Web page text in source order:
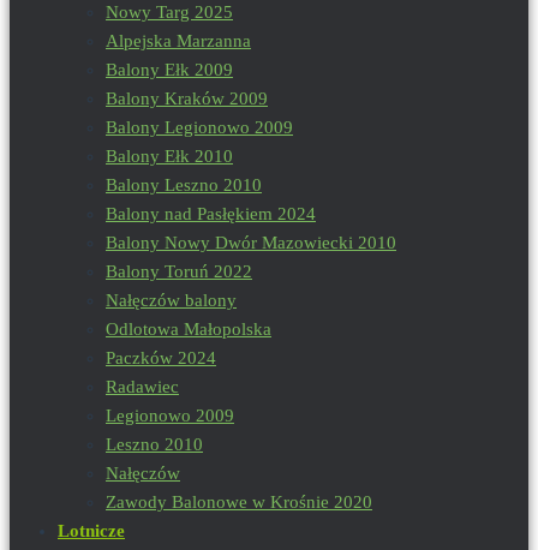
Nowy Targ 2025
Alpejska Marzanna
Balony Ełk 2009
Balony Kraków 2009
Balony Legionowo 2009
Balony Ełk 2010
Balony Leszno 2010
Balony nad Pasłękiem 2024
Balony Nowy Dwór Mazowiecki 2010
Balony Toruń 2022
Nałęczów balony
Odlotowa Małopolska
Paczków 2024
Radawiec
Legionowo 2009
Leszno 2010
Nałęczów
Zawody Balonowe w Krośnie 2020
Lotnicze